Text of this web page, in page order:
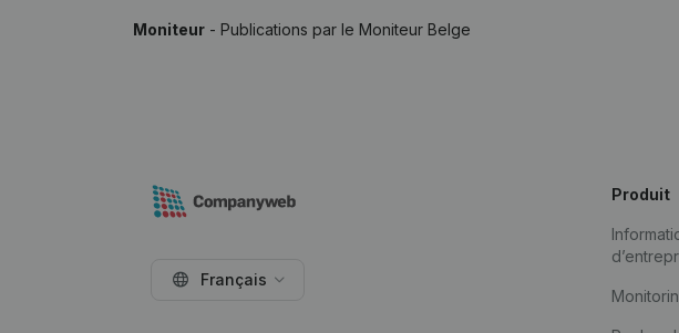
Moniteur - Publications par le Moniteur Belge
Français
Produit